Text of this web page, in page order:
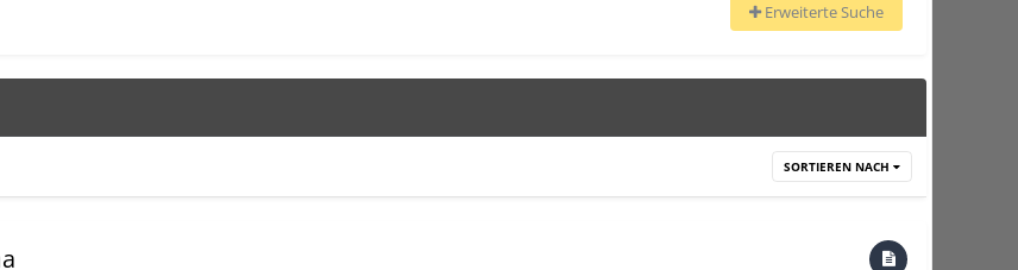
Erweiterte Suche
SORTIEREN NACH